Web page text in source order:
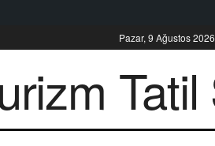
Pazar, 9 Ağustos 2026